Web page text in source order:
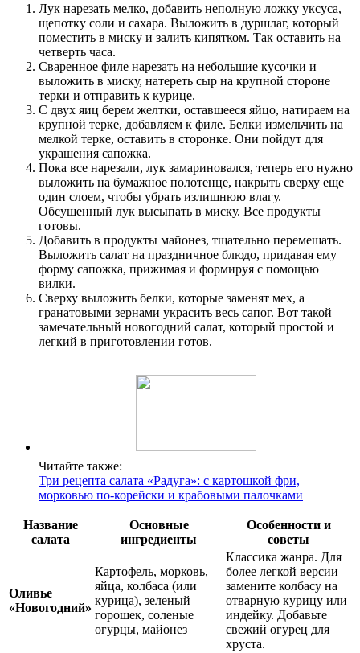
Лук нарезать мелко, добавить неполную ложку уксуса,
щепотку соли и сахара. Выложить в дуршлаг, который
поместить в миску и залить кипятком. Так оставить на
четверть часа.
Сваренное филе нарезать на небольшие кусочки и
выложить в миску, натереть сыр на крупной стороне
терки и отправить к курице.
С двух яиц берем желтки, оставшееся яйцо, натираем на
крупной терке, добавляем к филе. Белки измельчить на
мелкой терке, оставить в сторонке. Они пойдут для
украшения сапожка.
Пока все нарезали, лук замариновался, теперь его нужно
выложить на бумажное полотенце, накрыть сверху еще
один слоем, чтобы убрать излишнюю влагу.
Обсушенный лук высыпать в миску. Все продукты
готовы.
Добавить в продукты майонез, тщательно перемешать.
Выложить салат на праздничное блюдо, придавая ему
форму сапожка, прижимая и формируя с помощью
вилки.
Сверху выложить белки, которые заменят мех, а
гранатовыми зернами украсить весь сапог. Вот такой
замечательный новогодний салат, который простой и
легкий в приготовлении готов.
Читайте также:
Три рецепта салата «Радуга»: с картошкой фри,
морковью по-корейски и крабовыми палочками
Название
салата
Основные
ингредиенты
Особенности и
советы
Оливье
«Новогодний»
Картофель, морковь,
яйца, колбаса (или
курица), зеленый
горошек, соленые
огурцы, майонез
Классика жанра. Для
более легкой версии
замените колбасу на
отварную курицу или
индейку. Добавьте
свежий огурец для
хруста.